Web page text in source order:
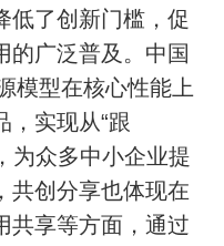
低了创新门槛，促
的广泛普及。中国
模型在核心性能上
，实现从“跟
为众多中小企业提
共创分享也体现在
共享等方面，通过